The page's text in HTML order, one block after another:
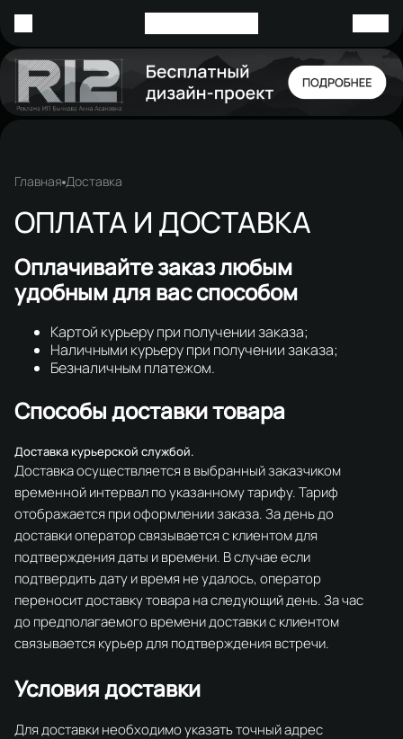
Главная Доставка
ОПЛАТА И ДОСТАВКА
Оплачивайте заказ любым
удобным для вас способом
Картой курьеру при получении заказа;
Наличными курьеру при получении заказа;
Безналичным платежом.
Способы доставки товара
Доставка курьерской службой.
Доставка осуществляется в выбранный заказчиком
временной интервал по указанному тарифу. Тариф
отображается при оформлении заказа. За день до
доставки оператор связывается с клиентом для
подтверждения даты и времени. В случае если
подтвердить дату и время не удалось, оператор
переносит доставку товара на следующий день. За час
до предполагаемого времени доставки с клиентом
связывается курьер для подтверждения встречи.
Условия доставки
Для доставки необходимо указать точный адрес